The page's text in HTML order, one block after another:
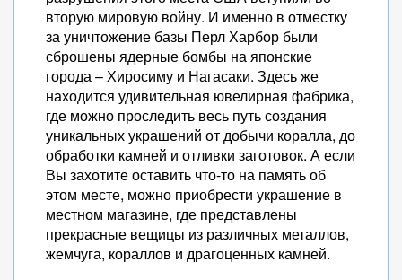
вторую мировую войну. И именно в отместку
за уничтожение базы Перл Харбор были
сброшены ядерные бомбы на японские
города – Хиросиму и Нагасаки. Здесь же
находится удивительная ювелирная фабрика,
где можно проследить весь путь создания
уникальных украшений от добычи коралла, до
обработки камней и отливки заготовок. А если
Вы захотите оставить что-то на память об
этом месте, можно приобрести украшение в
местном магазине, где представлены
прекрасные вещицы из различных металлов,
жемчуга, кораллов и драгоценных камней.